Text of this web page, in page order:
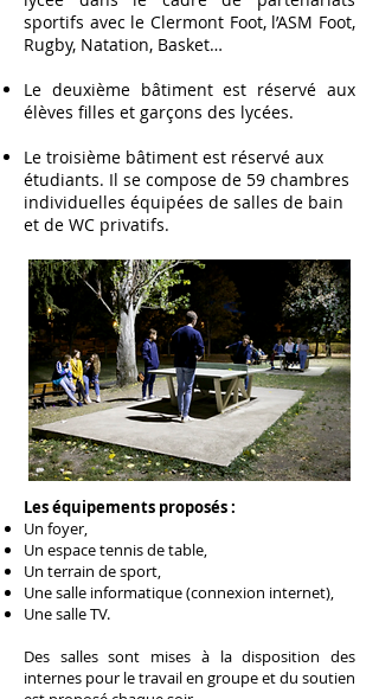
sportifs avec le Clermont Foot, l’ASM Foot,
Rugby, Natation, Basket…
Le deuxième bâtiment est réservé aux
élèves filles et garçons des lycées.
Le troisième bâtiment est réservé aux
étudiants. Il se compose de 59 chambres
individuelles équipées de salles de bain
et de WC privatifs.
Les équipements proposés :
Un foyer,
Un espace tennis de table,
Un terrain de sport,
Une salle informatique (connexion internet),​
Une salle TV.
​Des salles sont mises à la disposition des
internes pour le travail en groupe et du soutien